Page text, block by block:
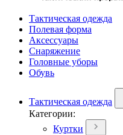
Тактическая одежда
Полевая форма
Аксессуары
Снаряжение
Головные уборы
Обувь
Тактическая одежда
Категории:
Куртки